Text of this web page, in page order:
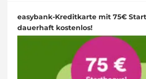
easybank-Kreditkarte mit 75€
dauerhaft kostenlos!